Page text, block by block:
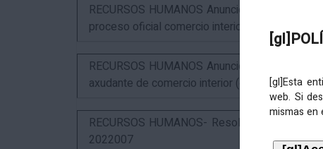
[gl]Esta
web. Si
mismas en
RECURSOS HUMANOS Anuncio resultados
proceso oficial comercio interior (SEL2023015
RECURSOS HUMANOS Anuncio puntuación
axudante de comercio interior (estabilización)
RECURSOS HUMANOS- Resolución das
2022007